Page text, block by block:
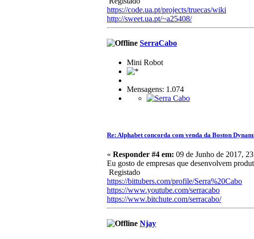
https://code.ua.pt/projects/truecas/wiki
http://sweet.ua.pt/~a25408/
SerraCabo
Mini Robot
Mensagens: 1.074
Re: Alphabet concorda com venda da Boston
« Responder #4 em: 09 de Junho de 2017,
Eu gosto de empresas que desenvolvem
Registado
https://bittubers.com/profile/Serra%20Cabo
https://www.youtube.com/serracabo
https://www.bitchute.com/serracabo/
Njay